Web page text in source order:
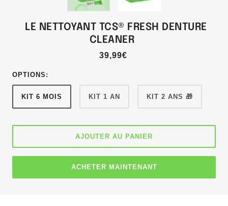
LE NETTOYANT TCS® FRESH DENTURE
CLEANER
39,99€
OPTIONS:
KIT 6 MOIS KIT 1 AN KIT 2 ANS 🎁
AJOUTER AU PANIER
ACHETER MAINTENANT